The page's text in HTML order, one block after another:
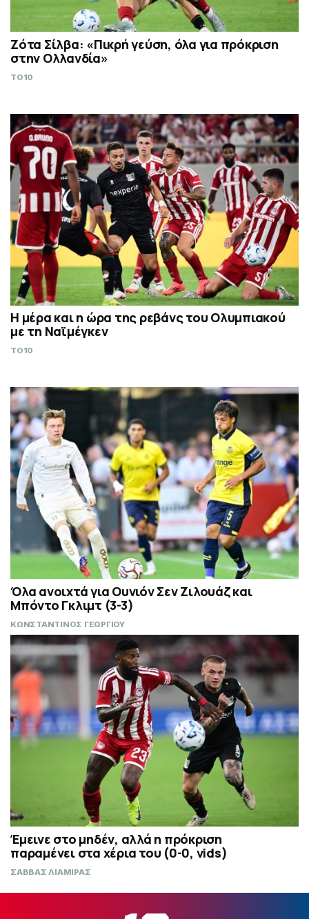
Ζότα Σίλβα: «Πικρή γεύση, όλα για πρόκριση
στην Ολλανδία»
TO10
Η μέρα και η ώρα της ρεβάνς του Ολυμπιακού
με τη Ναϊμέγκεν
TO10
Όλα ανοιχτά για Ουνιόν Σεν Ζιλουάζ και
Μπόντο Γκλιμτ (3-3)
ΚΩΝΣΤΑΝΤΙΝΟΣ ΓΕΩΡΓΙΟΥ
Έμεινε στο μηδέν, αλλά η πρόκριση
παραμένει στα χέρια του (0-0, vids)
ΣΑΒΒΑΣ ΛΙΑΜΙΡΑΣ